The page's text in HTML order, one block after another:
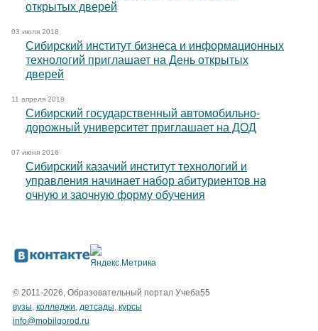
открытых дверей
03 июля 2018
Сибирский институт бизнеса и информационных
технологий приглашает на День открытых
дверей
11 апреля 2018
Сибирский государственный автомобильно-
дорожный университет приглашает на ДОД
07 июня 2016
Сибирский казачий институт технологий и
управления начинает набор абитуриентов на
очную и заочную форму обучения
© 2011-2026, Образовательный портал Учеба55
вузы, колледжи, детсады, курсы
info@mobilgorod.ru